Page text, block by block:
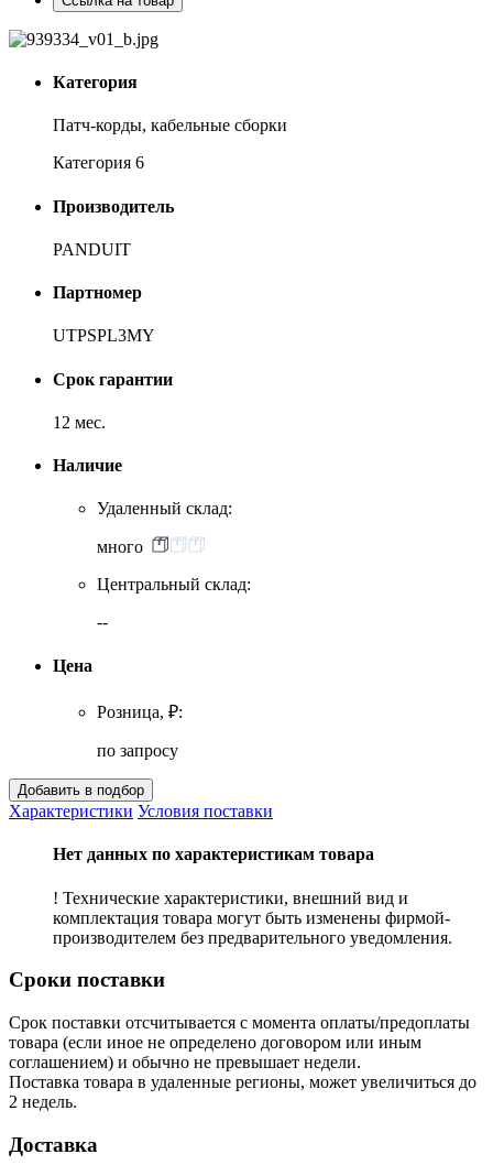
Категория
Патч-корды, кабельные сборки
Категория 6
Производитель
PANDUIT
Партномер
UTPSPL3MY
Срок гарантии
12 мес.
Наличие
Удаленный склад:
много
Центральный склад:
--
Цена
Розница, ₽:
по запросу
Характеристики Условия поставки
Нет данных по характеристикам товара
! Технические характеристики, внешний вид и
комплектация товара могут быть изменены фирмой-
производителем без предварительного уведомления.
Сроки поставки
Срок поставки отсчитывается с момента оплаты/предоплаты
товара (если иное не определено договором или иным
соглашением) и обычно не превышает недели.
Поставка товара в удаленные регионы, может увеличиться до
2 недель.
Доставка